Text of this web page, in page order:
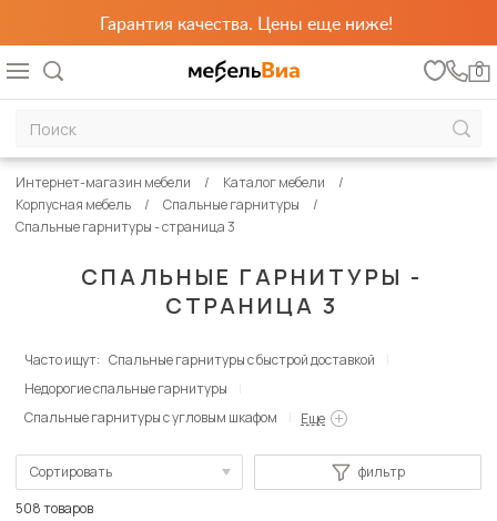
Гарантия качества. Цены еще ниже!
0
СПАЛЬНЫЕ ГАРНИТУРЫ -
СТРАНИЦА 3
Интернет-магазин мебели
Каталог мебели
Корпусная мебель
Спальные гарнитуры
Спальные гарнитуры - страница 3
Часто ищут: Спальные гарнитуры с быстрой доставкой
Недорогие спальные гарнитуры
Спальные гарнитуры с угловым шкафом
Еще
Сортировать
фильтр
508 товаров